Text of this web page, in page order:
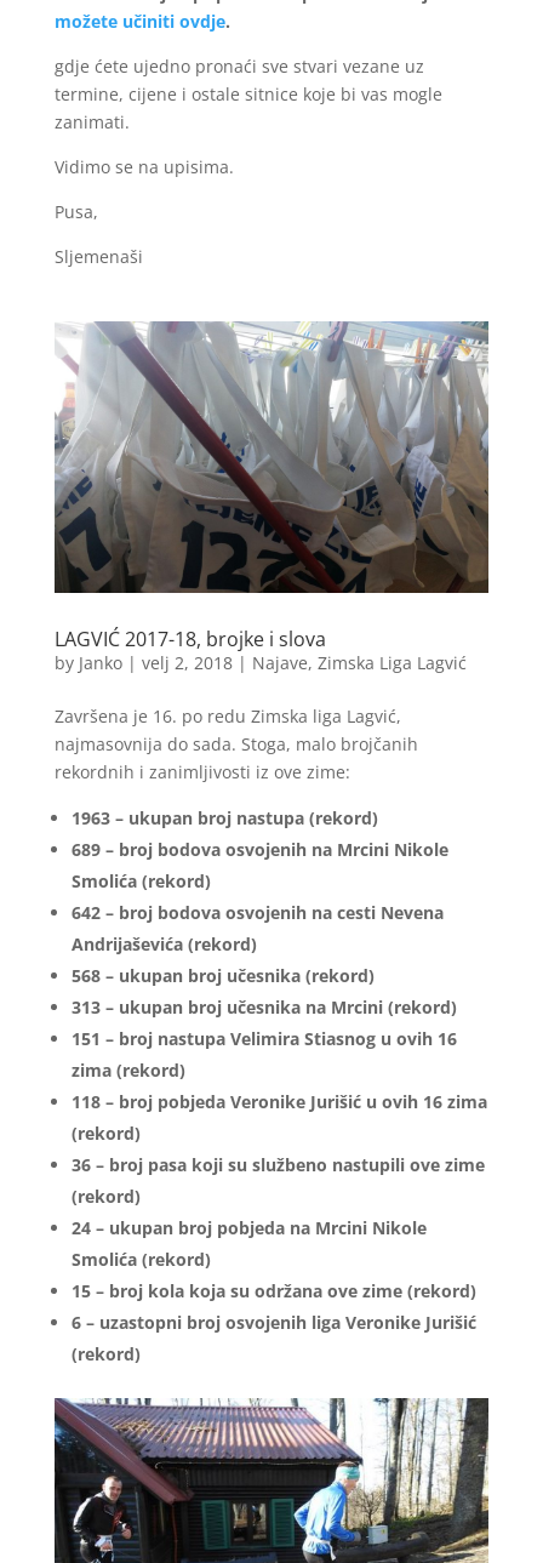
možete učiniti ovdje.
gdje ćete ujedno pronaći sve stvari vezane uz
termine, cijene i ostale sitnice koje bi vas mogle
zanimati.
Vidimo se na upisima.
Pusa,
Sljemenaši
LAGVIĆ 2017-18, brojke i slova
by Janko| velj 2, 2018| Najave, Zimska Liga Lagvić
Završena je 16. po redu Zimska liga Lagvić,
najmasovnija do sada. Stoga, malo brojčanih
rekordnih i zanimljivosti iz ove zime:
1963 – ukupan broj nastupa (rekord)
689 – broj bodova osvojenih na Mrcini Nikole
Smolića (rekord)
642 – broj bodova osvojenih na cesti Nevena
Andrijaševića (rekord)
568 – ukupan broj učesnika (rekord)
313 – ukupan broj učesnika na Mrcini (rekord)
151 – broj nastupa Velimira Stiasnog u ovih 16
zima (rekord)
118 – broj pobjeda Veronike Jurišić u ovih 16 zima
(rekord)
36 – broj pasa koji su službeno nastupili ove zime
(rekord)
24 – ukupan broj pobjeda na Mrcini Nikole
Smolića (rekord)
15 – broj kola koja su održana ove zime (rekord)
6 – uzastopni broj osvojenih liga Veronike Jurišić
(rekord)